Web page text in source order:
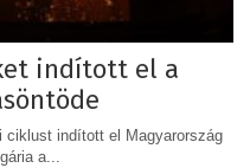
indított el a
ciklust indított el Magyarország
a...